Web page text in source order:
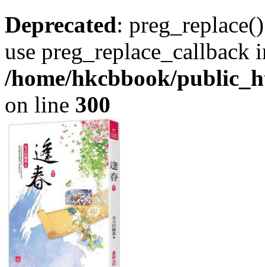
Deprecated:
use preg_replace_callback
/home/hkcbbook/
on line 300